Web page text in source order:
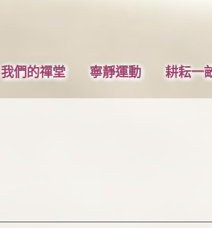
我們的禪堂 寧靜運動 耕耘一